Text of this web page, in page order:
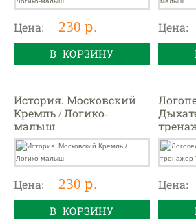
Цена: 230 р.
В КОРЗИНУ
Цена:
История. Московский
Кремль / Логико-
малыш
Цена: 230 р.
В КОРЗИНУ
Цена: